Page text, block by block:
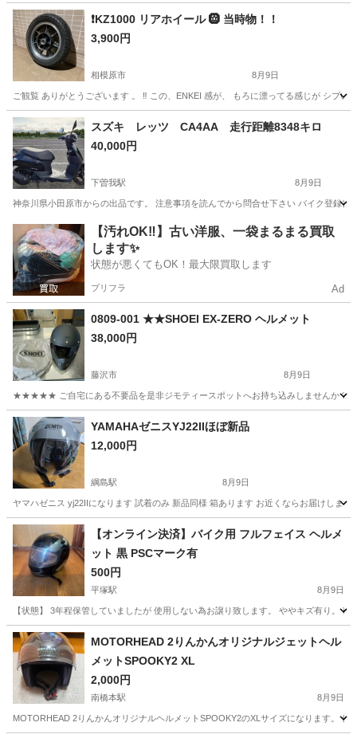
神奈川 藤沢市 ❗️KZ1000 リアホイール 🛞 当時物！！
3,900円
相模原市 8月9日
ご観覧 ありがとうございます 。 ‼️ この、ENKEI 感が、 もろに漂ってる感じが シブい
神奈川 相模原市スズキ レッツ CA4AA 走行距離8348キロ
40,000円
下曽我駅 8月9日
神奈川県小田原市からの出品です。 注意事項を読んでから問合せ下さい バイク登録
神奈川 小田原市 下曽我駅 スズキ
【汚れOK‼️】古い洋服、一袋まるまる買取
します✨
状態が悪くてもOK！最大限買取します
プリフラ Ad
0809-001 ★★SHOEI EX-ZERO ヘルメット
38,000円
藤沢市 8月9日
★★★★★ ご自宅にある不要品を是非ジモティースポットへお持ち込みしませんか？
神奈川 藤沢市 YAMAHAゼニスYJ22IIほぼ新品
12,000円
綱島駅 8月9日
ヤマハゼニス yj22IIになります 試着のみ 新品同様 箱あります お近くならお届けします
神奈川 横浜市 綱島駅 その他 新品
【オンライン決済】バイク用 フルフェイス ヘルメ
ット 黒 PSCマーク有
500円
平塚駅 8月9日
【状態】 3年程保管していましたが 使用しない為お譲り致します。 ややキズ有り。
神奈川 茅ヶ崎市 その他
MOTORHEAD 2りんかんオリジナルジェットヘル
メットSPOOKY2 XL
2,000円
南橋本駅 8月9日
MOTORHEAD 2りんかんオリジナルヘルメットSPOOKY2のXLサイズになります。